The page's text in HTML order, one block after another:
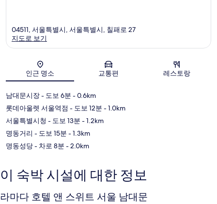
지도
04511, 서울특별시, 서울특별시, 칠패로 27
지도로 보기
인근 명소 교통편 레스토랑
남대문시장- 도보 6분 - 0.6km
롯데아울렛 서울역점 - 도보 12분 - 1.0km
서울특별시청 - 도보 13분 - 1.2km
명동거리 - 도보 15분 - 1.3km
명동성당- 차로 8분 - 2.0km
이 숙박 시설에 대한 정보
라마다 호텔 앤 스위트 서울 남대문